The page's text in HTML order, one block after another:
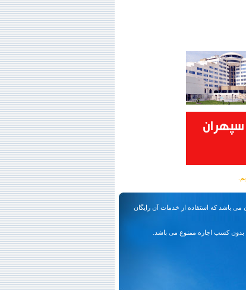
می باشد که استفاده از خدمات آن رایگان
کسب اجازه ممنوع می باشد.